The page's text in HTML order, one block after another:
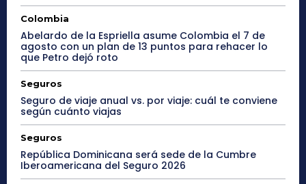
Colombia
Abelardo de la Espriella asume Colombia el 7 de
agosto con un plan de 13 puntos para rehacer lo
que Petro dejó roto
Seguros
Seguro de viaje anual vs. por viaje: cuál te conviene
según cuánto viajas
Seguros
República Dominicana será sede de la Cumbre
Iberoamericana del Seguro 2026